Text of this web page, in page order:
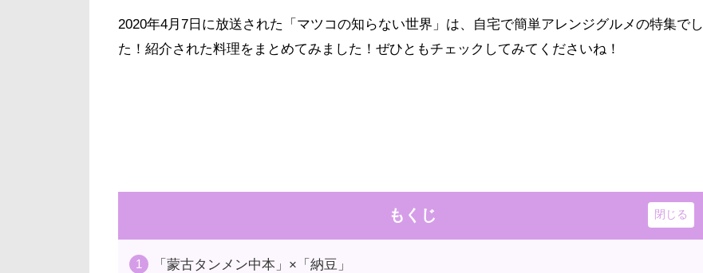
2020年4月7日に放送された「マツコの知らない世界」は、自宅で簡単アレンジグルメの特集でし
た！紹介された料理をまとめてみました！ぜひともチェックしてみてくださいね！
もくじ
「蒙古タンメン中本」×「納豆」